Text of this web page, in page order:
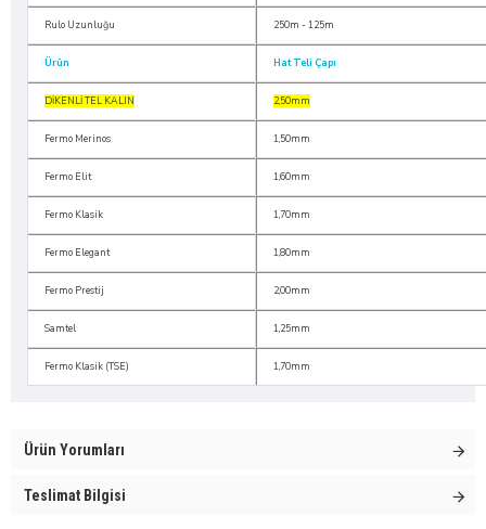
Rulo Uzunluğu 250m - 125m
Ürün Hat Teli Çapı
DİKENLİ TEL KALIN 2,50mm
Fermo Merinos 1,50mm
Fermo Elit 1,60mm
Fermo Klasik 1,70mm
Fermo Elegant 1,80mm
Fermo Prestij 2,00mm
Samtel 1,25mm
Fermo Klasik (TSE) 1,70mm
Ürün Yorumları
Teslimat Bilgisi